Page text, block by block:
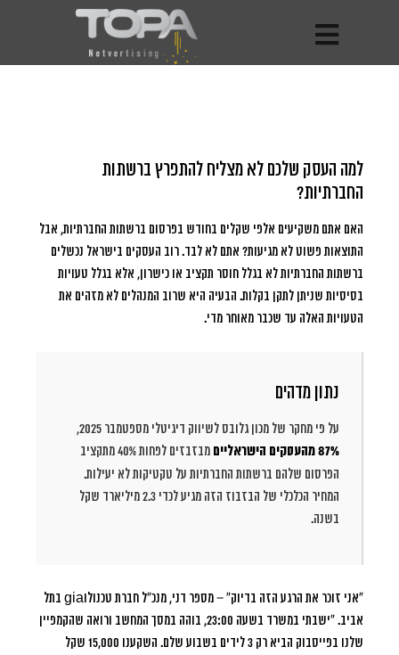
למה העסק שלכם לא מצליח להתפרץ ברשתות
החברתיות?
האם אתם משקיעים אלפי שקלים בחודש בפרסום ברשתות החברתיות, אבל
התוצאות פשוט לא מגיעות? אתם לא לבד. רוב העסקים בישראל נכשלים
ברשתות החברתיות לא בגלל חוסר תקציב או כישרון, אלא בגלל טעויות
בסיסיות שניתן לתקן בקלות. הבעיה היא שרוב המנהלים לא מזהים את
הטעויות האלה עד שכבר מאוחר מדי.
נתון מדהים
על פי מחקר של מכון גלובס לשיווק דיגיטלי מספטמבר 2025,
87% מהעסקים הישראליים
מבזבזים לפחות 40% מתקציב
הפרסום שלהם ברשתות החברתיות על טקטיקות לא יעילות.
המחיר הכלכלי של הבזבוז הזה מגיע לכדי 2.3 מיליארד שקל
בשנה.
“אני זוכר את הרגע הזה בדיוק”
– מספר דני, מנכ”ל חברת טכנולוgia בתל
אביב. “ישבתי במשרד בשעה 23:00, בוהה במסך המחשב ורואה שהקמפיין
שלנו בפייסבוק הביא רק 3 לידים בשבוע שלם. השקענו 15,000 שקל